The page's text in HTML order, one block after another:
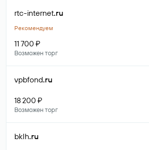
rtc-internet.ru
Рекомендуем
11 700 ₽
Возможен торг
vpbfond.ru
18 200 ₽
Возможен торг
bklh.ru